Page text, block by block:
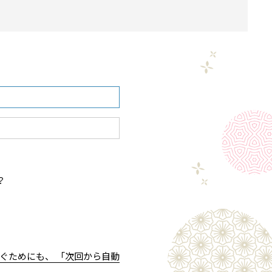
ためにも、 「次回から自動